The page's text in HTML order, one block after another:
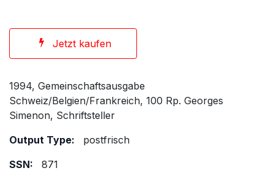
Jetzt kaufen
1994, Gemeinschaftsausgabe
Schweiz/Belgien/Frankreich, 100 Rp. Georges
Simenon, Schriftsteller
Output Type:
postfrisch
SSN:
871